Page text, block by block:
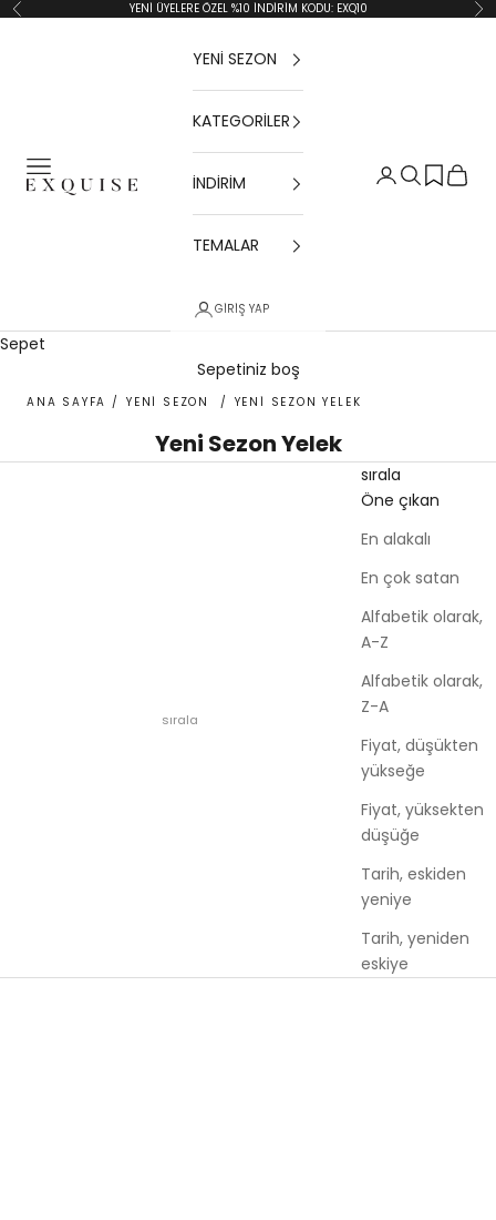
İçeriğe geç
Geri YENİ ÜYELERE ÖZEL %10 İNDİRİM KODU: EXQ10
Menü
Exquise TR
Giriş Yap
Ara Sepet
YENİ SEZON
KATEGORİLER
İNDİRİM
TEMALAR
GIRIŞ YAP
Sepet
Sepetiniz boş
ANA SAYFA / YENİ SEZON / YENI SEZON YELEK
Yeni Sezon Yelek
sırala
sırala
Öne çıkan
En alakalı
En çok satan
Alfabetik olarak,
A-Z
Alfabetik olarak,
Z-A
Fiyat, düşükten
yükseğe
Fiyat, yüksekten
düşüğe
Tarih, eskiden
yeniye
Tarih, yeniden
eskiye